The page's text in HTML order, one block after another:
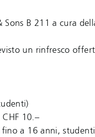
Sons B 211 a cura
un rinfresco
10.–
a 16 anni,